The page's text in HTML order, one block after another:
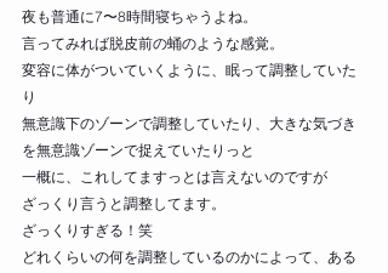
夜も普通に7〜8時間寝ちゃうよね。
言ってみれば脱皮前の蛹のような感覚。
変容に体がついていくように、眠って調整していた
り
無意識下のゾーンで調整していたり、大きな気づき
を無意識ゾーンで捉えていたりっと
一概に、これしてますっとは言えないのですが
ざっくり言うと調整してます。
ざっくりすぎる！笑
どれくらいの何を調整しているのかによって、ある